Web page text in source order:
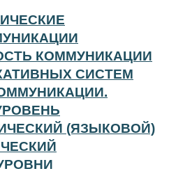
КОММУНИКАЦИИ
СИСТЕМ
(ЯЗЫКОВОЙ)